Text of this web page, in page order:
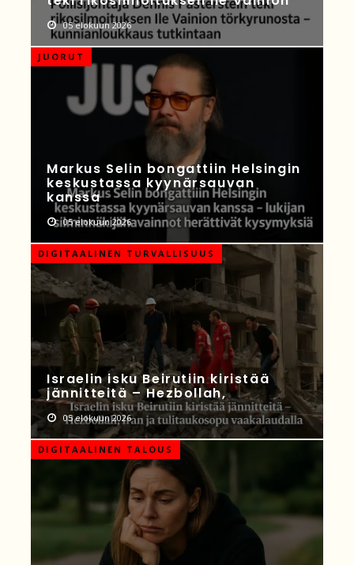
05 elokuun 2026
JUORUT
Markus Selin bongattiin Helsingin
keskustassa kyynärsauvan
kanssa
05 elokuun 2026
DIGITAALINEN TURVALLISUUS
Israelin isku Beirutiin kiristää
jännitteitä – Hezbollah,
05 elokuun 2026
DIGITAALINEN TALOUS